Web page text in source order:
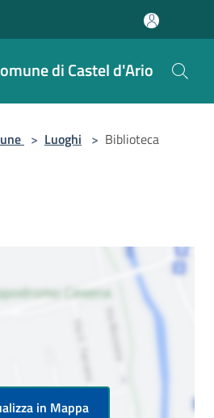
di Castel d'Ario
> Luoghi > Biblioteca
in Mappa